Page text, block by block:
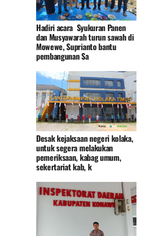
Hadiri acara Syukuran Panen
dan Musyawarah turun sawah di
Mowewe, Suprianto bantu
pembangunan Sa
Desak kejaksaan negeri kolaka,
untuk segera melakukan
pemeriksaan, kabag umum,
sekertariat kab, k